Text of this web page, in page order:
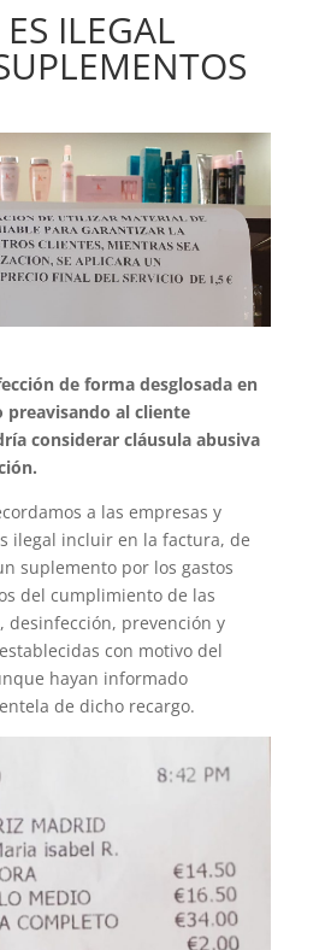
ILEGAL
de forma desglosada en
preavisando al cliente
considerar cláusula abusiva
a las empresas y
ilegal incluir en la factura, de
suplemento por los gastos
del cumplimiento de las
desinfección, prevención y
con motivo del
hayan informado
de dicho recargo.